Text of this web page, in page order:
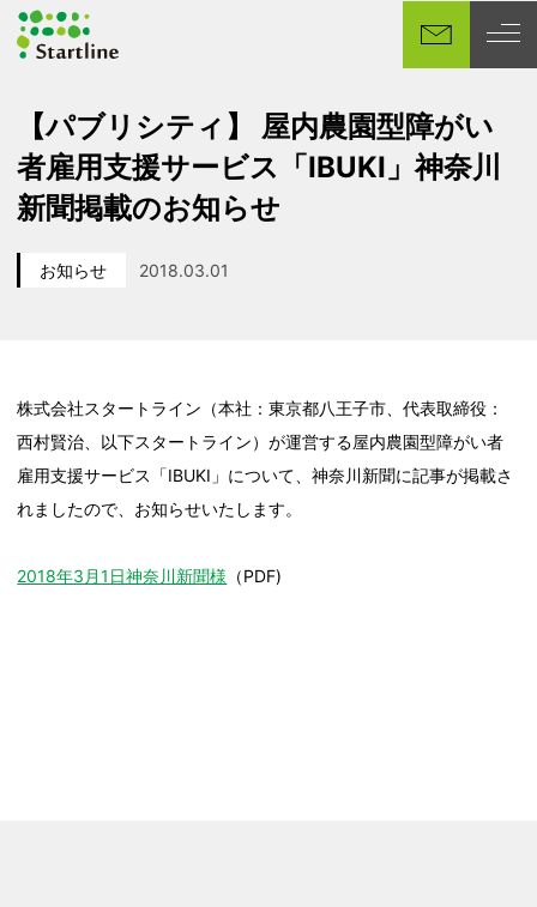
イ
ツ
へ
移
【パブリシティ】 屋内農園型障がい
者雇用支援サービス「IBUKI」神奈川
新聞掲載のお知らせ
カテゴリー
お知らせ
投稿日
2018.03.01
株式会社スタートライン（本社：東京都八王子市、代表取締役：
西村賢治、以下スタートライン）が運営する屋内農園型障がい者
雇用支援サービス「IBUKI」について、神奈川新聞に記事が掲載さ
れましたので、お知らせいたします。
2018年3月1日神奈川新聞様 （PDF)